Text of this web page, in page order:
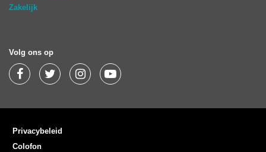
Zakelijk
Volg ons op
Privacybeleid
Colofon